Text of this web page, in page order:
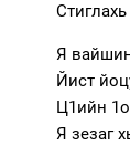
Я
Йист
Ц1ийн
Я зезаг